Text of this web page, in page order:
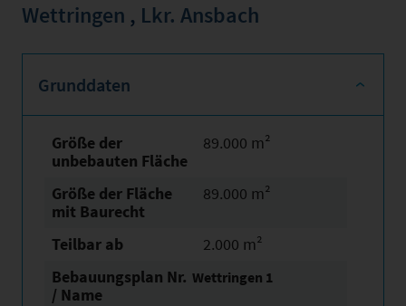
Wettringen , Lkr. Ansbach
Grunddaten
Größe der
unbebauten Fläche
89.000 m²
Größe der Fläche
mit Baurecht
89.000 m²
Teilbar ab
2.000 m²
Bebauungsplan Nr.
/ Name
Wettringen 1